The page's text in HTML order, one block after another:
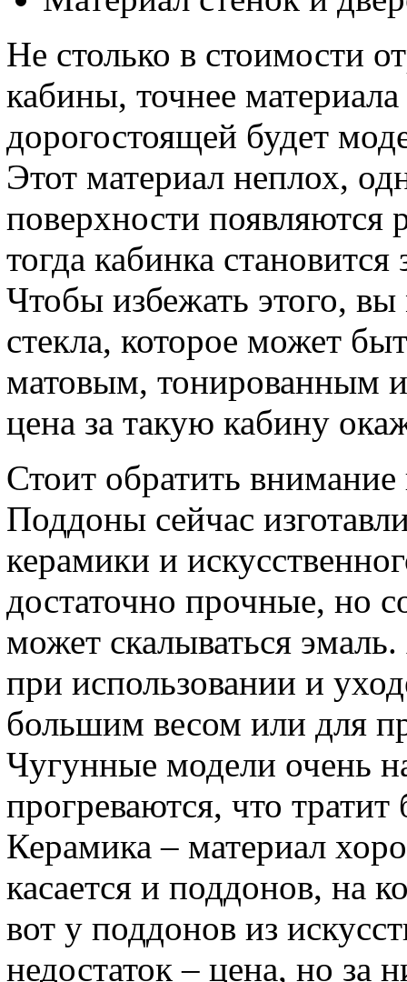
Не столько в стоимости
кабины, точнее
дорогостоящей будет
Этот материал неплох,
поверхности появляются
тогда кабинка
Чтобы избежать этого,
стекла, которое может
матовым, тонированным
цена за такую кабину
Стоит обратить
Поддоны сейчас
керамики и
достаточно прочные, но
может скалываться
при использовании и
большим весом или для
Чугунные модели очень
прогреваются, что
Керамика – материал
касается и поддонов, на
вот у поддонов из
недостаток – цена, но за